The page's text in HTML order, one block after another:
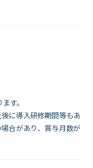
す。
に導入研修期間等もあ
合があり、賞与月数が